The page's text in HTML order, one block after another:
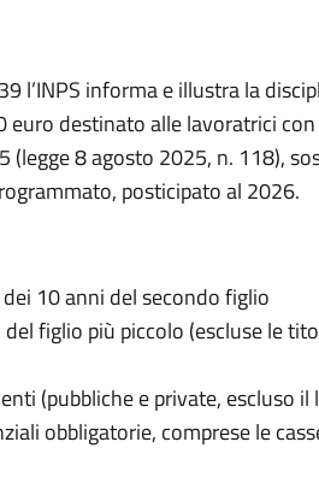
l’INPS informa e illustra la
destinato alle lavoratrici
8 agosto 2025, n. 118),
posticipato al 2026.
10 anni del secondo figlio
figlio più piccolo (escluse le
(pubbliche e private, escluso
obbligatorie, comprese le